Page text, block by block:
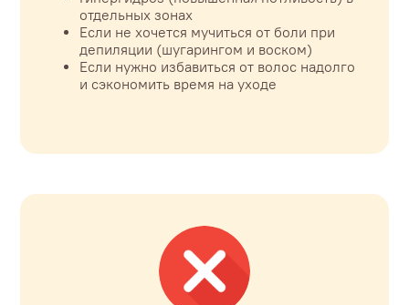
отдельных зонах
Если не хочется мучиться от боли при
депиляции (шугарингом и воском)
Если нужно избавиться от волос надолго
и сэкономить время на уходе